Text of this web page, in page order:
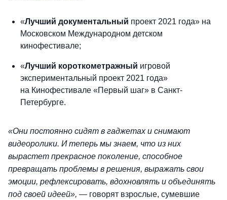
«Лучший документальный проект 2021 года» на
Московском Международном детском
кинофестивале;
«Лучший короткометражный игровой
экспериментальный проект 2021 года»
на Кинофестивале «Первый шаг» в Санкт-
Петербурге.
«Они постоянно сидят в гаджетах и снимают
видеоролики. И теперь мы знаем, что из них
вырастет прекрасное поколение, способное
превращать проблемы в решения, выражать свои
эмоции, рефлексировать, вдохновлять и объединять
под своей идеей», — говорят взрослые, сумевшие